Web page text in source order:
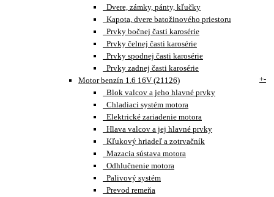
Dvere, zámky, pánty, kľučky
Kapota, dvere batožinového priestoru
Prvky bočnej časti karosérie
Prvky čelnej časti karosérie
Prvky spodnej časti karosérie
Prvky zadnej časti karosérie
Motor benzín 1.6 16V (21126)
+-
Blok valcov a jeho hlavné prvky
Chladiaci systém motora
Elektrické zariadenie motora
Hlava valcov a jej hlavné prvky
Kľukový hriadeľ a zotrvačník
Mazacia sústava motora
Odhlučnenie motora
Palivový systém
Prevod remeňa